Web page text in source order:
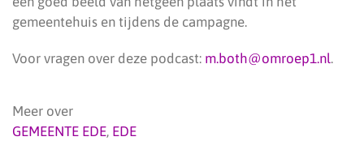
gemeentehuis en tijdens de campagne.
Voor vragen over deze podcast: m.both@omroep1.nl.
Meer over
GEMEENTE EDE, EDE